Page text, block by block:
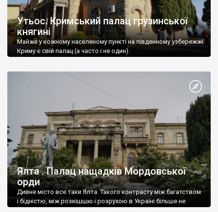
Утьос. Кримський палац грузинської
княгині
Майже у кожному населеному пункті на південному узбережжі
Криму є свій палац (а часто і не один).
Ялта . Палац нащадків Мордовської
орди
Дивне місто все таки Ялта. Такого контрасту між багатством
і бідністю, між розкішшю і розрухою в Україні більше не